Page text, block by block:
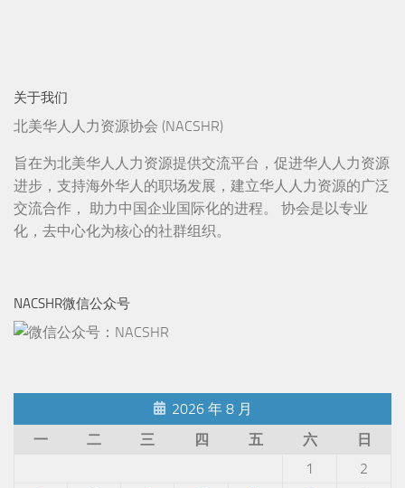
关于我们
北美华人人力资源协会 (NACSHR)
旨在为北美华人人力资源提供交流平台，促进华人人力资源
进步，支持海外华人的职场发展，建立华人人力资源的广泛
交流合作， 助力中国企业国际化的进程。 协会是以专业
化，去中心化为核心的社群组织。
NACSHR微信公众号
2026 年 8 月
一
二 三 四 五 六
日
1
2